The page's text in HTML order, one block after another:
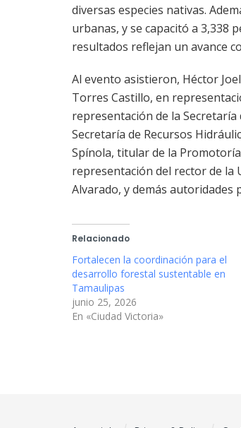
diversas especies nativas.
urbanas, y se capacitó a 3,338
resultados reflejan un avance
Al evento asistieron, Héctor
Torres Castillo, en
representación de la
Secretaría de Recursos
Spínola, titular de la Promotoría
representación del rector de la
Alvarado, y demás autoridades
Relacionado
Fortalecen la coordinación para el
desarrollo forestal sustentable en
Tamaulipas
junio 25, 2026
En «Ciudad Victoria»